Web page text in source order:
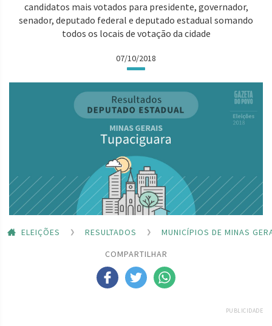
candidatos mais votados para presidente, governador,
senador, deputado federal e deputado estadual somando
todos os locais de votação da cidade
07/10/2018
ELEIÇÕES RESULTADOS
MUNICÍPIOS DE MINAS
COMPARTILHAR
PUBLICIDADE